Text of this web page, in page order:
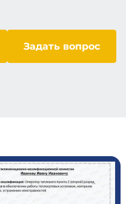
Задать вопрос